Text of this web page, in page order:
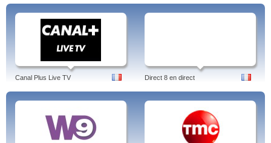
Canal Plus Live TV Direct 8 en direct